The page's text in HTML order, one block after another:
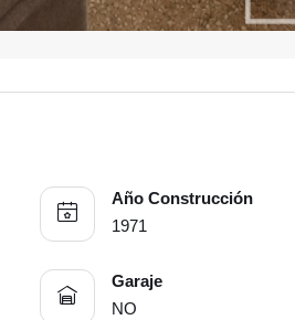
Año Construcción
1971
Garaje
NO